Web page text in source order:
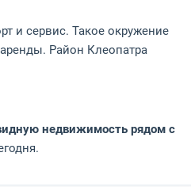
и сервис. Такое окружение
Район Клеопатра
недвижимость рядом с